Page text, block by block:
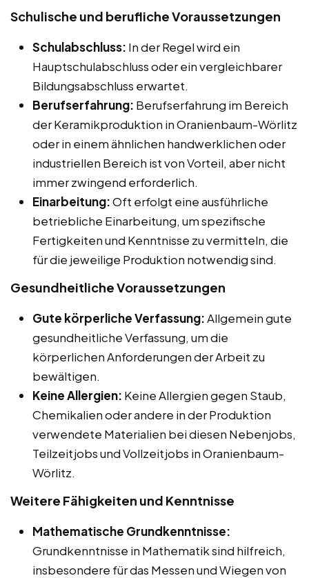
Schulische und berufliche Voraussetzungen
Schulabschluss: In der Regel wird ein
Hauptschulabschluss oder ein vergleichbarer
Bildungsabschluss erwartet.
Berufserfahrung: Berufserfahrung im Bereich
der Keramikproduktion in Oranienbaum-Wörlitz
oder in einem ähnlichen handwerklichen oder
industriellen Bereich ist von Vorteil, aber nicht
immer zwingend erforderlich.
Einarbeitung:Oft erfolgt eine ausführliche
betriebliche Einarbeitung, um spezifische
Fertigkeiten und Kenntnisse zu vermitteln, die
für die jeweilige Produktion notwendig sind.
Gesundheitliche Voraussetzungen
Gute körperliche Verfassung:Allgemein gute
gesundheitliche Verfassung, um die
körperlichen Anforderungen der Arbeit zu
bewältigen.
Keine Allergien: Keine Allergien gegen Staub,
Chemikalien oder andere in der Produktion
verwendete Materialien bei diesen Nebenjobs,
Teilzeitjobs und Vollzeitjobs in Oranienbaum-
Wörlitz.
Weitere Fähigkeiten und Kenntnisse
Mathematische Grundkenntnisse:
Grundkenntnisse in Mathematik sind hilfreich,
insbesondere für das Messen und Wiegen von